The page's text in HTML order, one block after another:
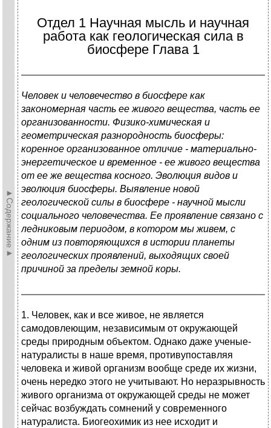
►Содержание►
Отдел 1 Научная мысль и научная
работа как геологическая сила в
биосфере Глава 1
Человек и человечество в биосфере как
закономерная часть ее живого вещества, часть ее
организованности. Физико-химическая и
геометрическая разнородность биосферы:
коренное организованное отличие - материально-
энергетическое и временное - ее живого вещества
от ее же вещества косного. Эволюция видов и
эволюция биосферы. Выявление новой
геологической силы в биосфере - научной мысли
социального человечества. Ее проявление связано с
ледниковым периодом, в котором мы живем, с
одним из повторяющихся в истории планеты
геологических проявлений, выходящих своей
причиной за пределы земной коры.
1. Человек, как и все живое, не является
самодовлеющим, независимым от окружающей
среды природным объектом. Однако даже ученые-
натуралисты в наше время, противупоставляя
человека и живой организм вообще среде их жизни,
очень нередко этого не учитывают. Но неразрывность
живого организма от окружающей среды не может
сейчас возбуждать сомнений у современного
натуралиста. Биогеохимик из нее исходит и